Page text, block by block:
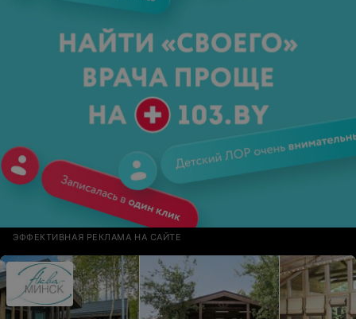
ЭФФЕКТИВНАЯ РЕКЛАМА НА САЙТЕ